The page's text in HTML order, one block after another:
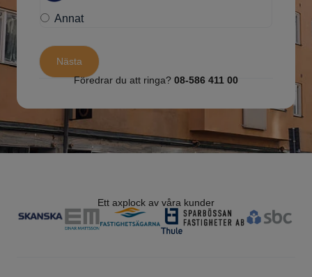
Annat
Föredrar du att ringa? 08-586 411 00
Ett axplock av våra kunder